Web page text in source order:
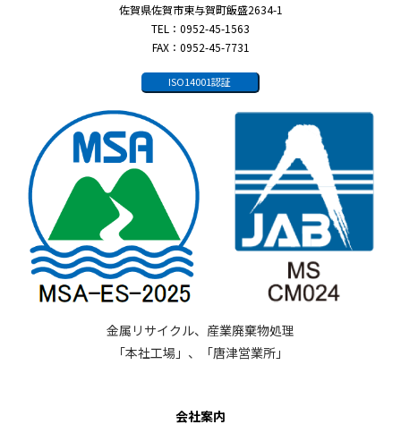
佐賀県佐賀市東与賀町飯盛2634-1
TEL：0952-45-1563
FAX：0952-45-7731
ISO14001認証
金属リサイクル、産業廃棄物処理
「本社工場」、「唐津営業所」
会社案内